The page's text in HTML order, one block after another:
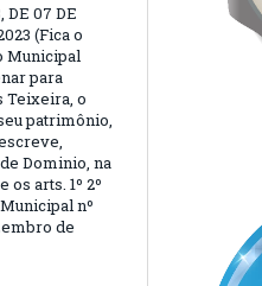
DE 07 DE
(Fica o
Municipal
para
Teixeira, o
patrimônio,
Dominio, na
arts. 1º 2º
nº
de